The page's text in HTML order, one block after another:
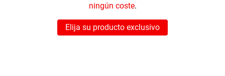
ningún coste.
Elija su producto exclusivo